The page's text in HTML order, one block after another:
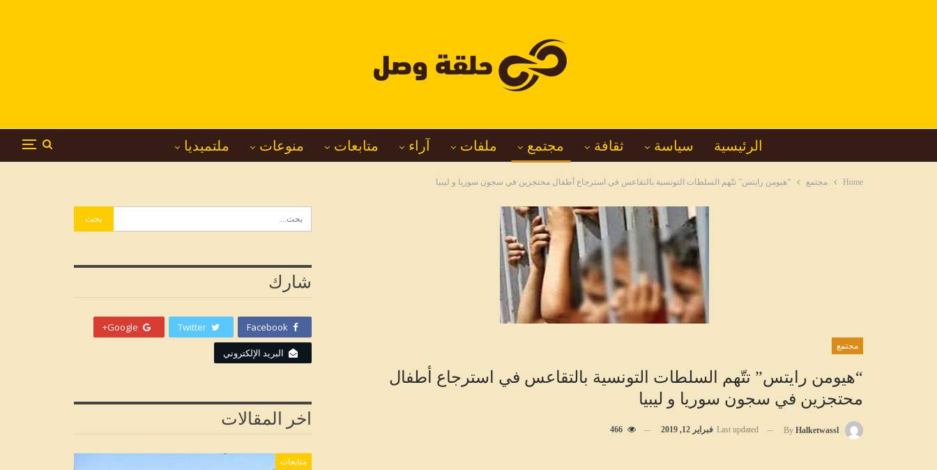
الرئيسية سياسة ثقافة مجتمع ملفات آراء متابعات منوعات ملتميديا
Home مجتمع “هيومن رايتس” تتّهم السلطات التونسية بالتقاعس في استرجاع أطفال محتجزين في سجون سوريا و ليبيا
مجتمع
“هيومن رايتس” تتّهم السلطات التونسية بالتقاعس في استرجاع أطفال
محتجزين في سجون سوريا و ليبيا
By Halketwassl
Last updated فبراير 12, 2019 466
شارك
Facebook
Twitter
Google+
البريد الإلكتروني
اخر المقالات
متابعات